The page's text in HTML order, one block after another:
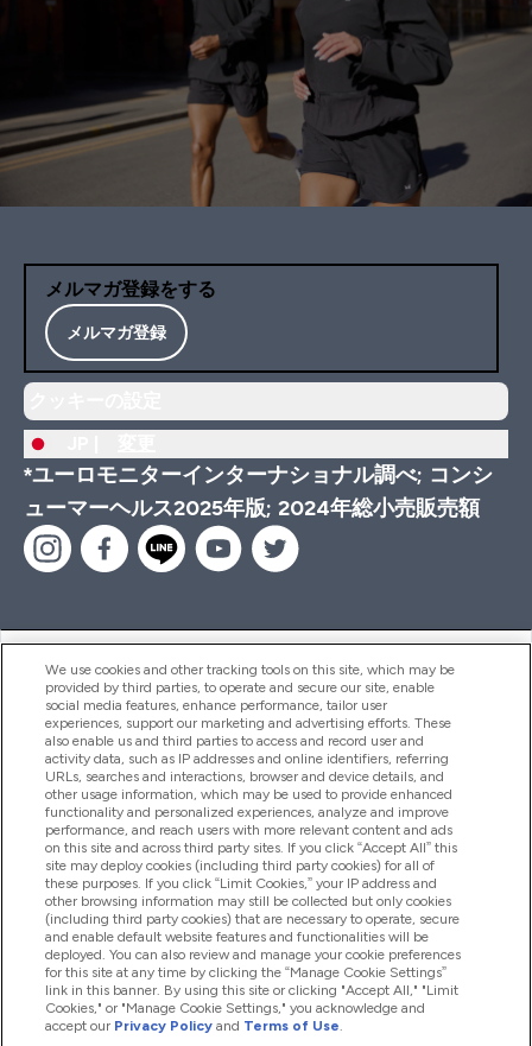
メルマガ登録をする
メルマガ登録
*ユーロモニターインターナショナル調べ; コンシ
ューマーヘルス2025年版; 2024年総小売販売額
ヘルプ＆ガイド
商品について
会社概要
特典＆ポイント
2026 The Hut.com Ltd
We use cookies and other tracking tools on this site, which may be
provided by third parties, to operate and secure our site, enable
social media features, enhance performance, tailor user
experiences, support our marketing and advertising efforts. These
also enable us and third parties to access and record user and
activity data, such as IP addresses and online identifiers, referring
URLs, searches and interactions, browser and device details, and
other usage information, which may be used to provide enhanced
functionality and personalized experiences, analyze and improve
performance, and reach users with more relevant content and ads
on this site and across third party sites. If you click “Accept All” this
site may deploy cookies (including third party cookies) for all of
these purposes. If you click “Limit Cookies,” your IP address and
other browsing information may still be collected but only cookies
(including third party cookies) that are necessary to operate, secure
and enable default website features and functionalities will be
deployed. You can also review and manage your cookie preferences
for this site at any time by clicking the “Manage Cookie Settings”
link in this banner. By using this site or clicking "Accept All," "Limit
Cookies," or "Manage Cookie Settings," you acknowledge and
accept our Privacy Policy and Terms of Use.